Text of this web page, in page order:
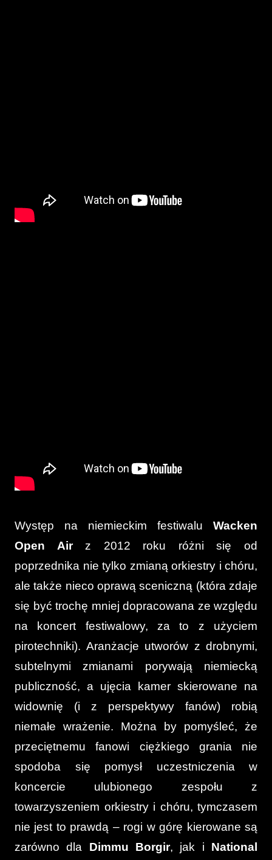
Występ na niemieckim festiwalu Wacken
Open Airz 2012 roku różni się od
poprzednika nie tylko zmianą orkiestry i chóru,
ale także nieco oprawą sceniczną (która zdaje
się być trochę mniej dopracowana ze względu
na koncert festiwalowy, za to z użyciem
pirotechniki). Aranżacje utworów z drobnymi,
subtelnymi zmianami porywają niemiecką
publiczność, a ujęcia kamer skierowane na
widownię (i z perspektywy fanów) robią
niemałe wrażenie. Można by pomyśleć, że
przeciętnemu fanowi ciężkiego grania nie
spodoba się pomysł uczestniczenia w
koncercie ulubionego zespołu z
towarzyszeniem orkiestry i chóru, tymczasem
nie jest to prawdą – rogi w górę kierowane są
zarówno dla Dimmu Borgir, jak i National